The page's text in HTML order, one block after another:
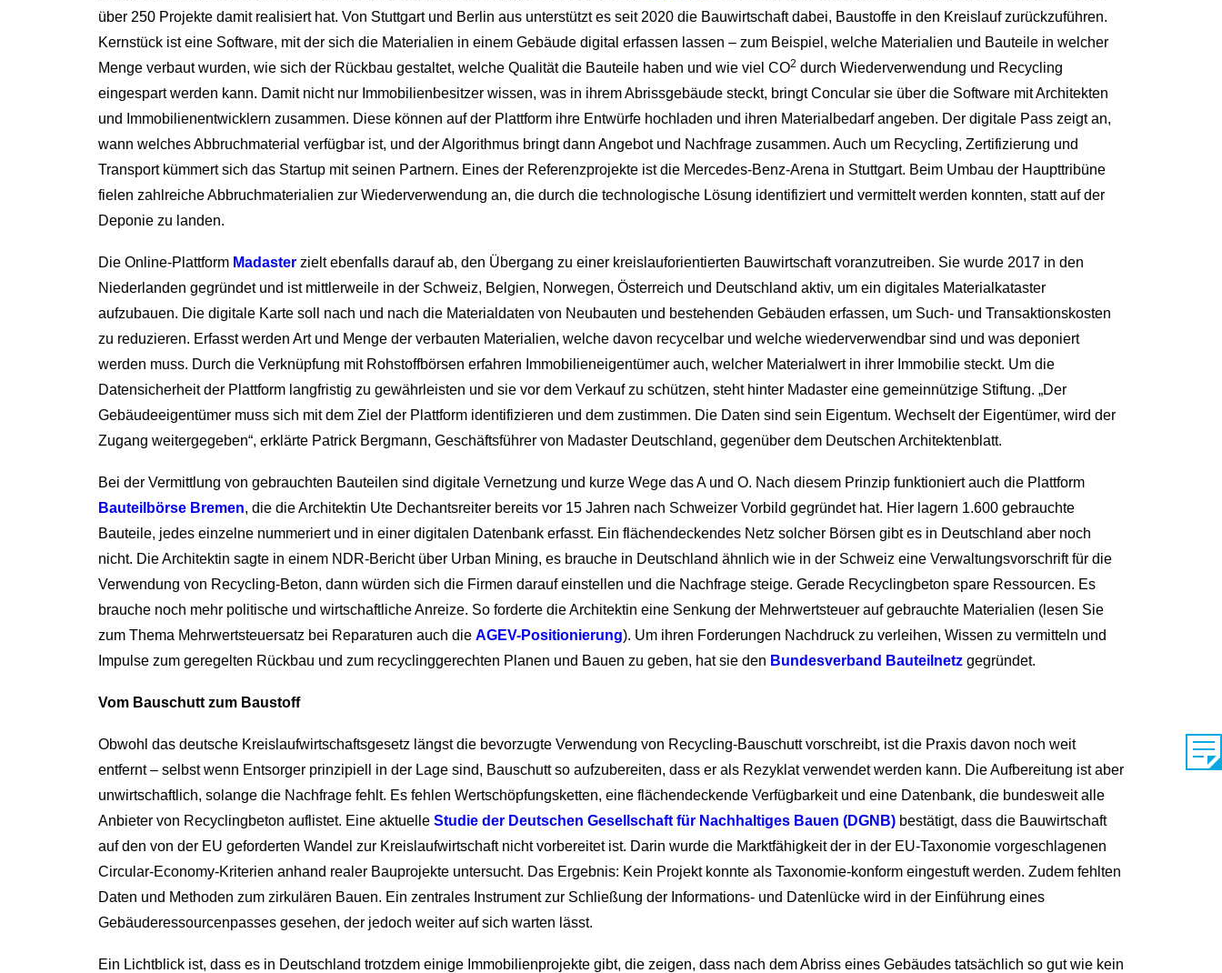
über 250 Projekte damit realisiert hat. Von Stuttgart und Berlin aus unterstützt es seit 2020 die Bauwirtschaft dabei, Baustoffe in den Kreislauf zurückzuführen.
Kernstück ist eine Software, mit der sich die Materialien in einem Gebäude digital erfassen lassen – zum Beispiel, welche Materialien und Bauteile in welcher
Menge verbaut wurden, wie sich der Rückbau gestaltet, welche Qualität die Bauteile haben und wie viel CO2 durch Wiederverwendung und Recycling
eingespart werden kann. Damit nicht nur Immobilienbesitzer wissen, was in ihrem Abrissgebäude steckt, bringt Concular sie über die Software mit Architekten
und Immobilienentwicklern zusammen. Diese können auf der Plattform ihre Entwürfe hochladen und ihren Materialbedarf angeben. Der digitale Pass zeigt an,
wann welches Abbruchmaterial verfügbar ist, und der Algorithmus bringt dann Angebot und Nachfrage zusammen. Auch um Recycling, Zertifizierung und
Transport kümmert sich das Startup mit seinen Partnern. Eines der Referenzprojekte ist die Mercedes-Benz-Arena in Stuttgart. Beim Umbau der Haupttribüne
fielen zahlreiche Abbruchmaterialien zur Wiederverwendung an, die durch die technologische Lösung identifiziert und vermittelt werden konnten, statt auf der
Deponie zu landen.
Die Online-Plattform Madaster zielt ebenfalls darauf ab, den Übergang zu einer kreislauforientierten Bauwirtschaft voranzutreiben. Sie wurde 2017 in den
Niederlanden gegründet und ist mittlerweile in der Schweiz, Belgien, Norwegen, Österreich und Deutschland aktiv, um ein digitales Materialkataster
aufzubauen. Die digitale Karte soll nach und nach die Materialdaten von Neubauten und bestehenden Gebäuden erfassen, um Such- und Transaktionskosten
zu reduzieren. Erfasst werden Art und Menge der verbauten Materialien, welche davon recycelbar und welche wiederverwendbar sind und was deponiert
werden muss. Durch die Verknüpfung mit Rohstoffbörsen erfahren Immobilieneigentümer auch, welcher Materialwert in ihrer Immobilie steckt. Um die
Datensicherheit der Plattform langfristig zu gewährleisten und sie vor dem Verkauf zu schützen, steht hinter Madaster eine gemeinnützige Stiftung. „Der
Gebäudeeigentümer muss sich mit dem Ziel der Plattform identifizieren und dem zustimmen. Die Daten sind sein Eigentum. Wechselt der Eigentümer, wird der
Zugang weitergegeben“, erklärte Patrick Bergmann, Geschäftsführer von Madaster Deutschland, gegenüber dem Deutschen Architektenblatt.
Bei der Vermittlung von gebrauchten Bauteilen sind digitale Vernetzung und kurze Wege das A und O. Nach diesem Prinzip funktioniert auch die Plattform
Bauteilbörse Bremen, die die Architektin Ute Dechantsreiter bereits vor 15 Jahren nach Schweizer Vorbild gegründet hat. Hier lagern 1.600 gebrauchte
Bauteile, jedes einzelne nummeriert und in einer digitalen Datenbank erfasst. Ein flächendeckendes Netz solcher Börsen gibt es in Deutschland aber noch
nicht. Die Architektin sagte in einem NDR-Bericht über Urban Mining, es brauche in Deutschland ähnlich wie in der Schweiz eine Verwaltungsvorschrift für die
Verwendung von Recycling-Beton, dann würden sich die Firmen darauf einstellen und die Nachfrage steige. Gerade Recyclingbeton spare Ressourcen. Es
brauche noch mehr politische und wirtschaftliche Anreize. So forderte die Architektin eine Senkung der Mehrwertsteuer auf gebrauchte Materialien (lesen Sie
zum Thema Mehrwertsteuersatz bei Reparaturen auch die AGEV-Positionierung). Um ihren Forderungen Nachdruck zu verleihen, Wissen zu vermitteln und
Impulse zum geregelten Rückbau und zum recyclinggerechten Planen und Bauen zu geben, hat sie den Bundesverband Bauteilnetz gegründet.
Vom Bauschutt zum Baustoff
Obwohl das deutsche Kreislaufwirtschaftsgesetz längst die bevorzugte Verwendung von Recycling-Bauschutt vorschreibt, ist die Praxis davon noch weit
entfernt – selbst wenn Entsorger prinzipiell in der Lage sind, Bauschutt so aufzubereiten, dass er als Rezyklat verwendet werden kann. Die Aufbereitung ist aber
unwirtschaftlich, solange die Nachfrage fehlt. Es fehlen Wertschöpfungsketten, eine flächendeckende Verfügbarkeit und eine Datenbank, die bundesweit alle
Anbieter von Recyclingbeton auflistet. Eine aktuelle Studie der Deutschen Gesellschaft für Nachhaltiges Bauen (DGNB) bestätigt, dass die Bauwirtschaft
auf den von der EU geforderten Wandel zur Kreislaufwirtschaft nicht vorbereitet ist. Darin wurde die Marktfähigkeit der in der EU-Taxonomie vorgeschlagenen
Circular-Economy-Kriterien anhand realer Bauprojekte untersucht. Das Ergebnis: Kein Projekt konnte als Taxonomie-konform eingestuft werden. Zudem fehlten
Daten und Methoden zum zirkulären Bauen. Ein zentrales Instrument zur Schließung der Informations- und Datenlücke wird in der Einführung eines
Gebäuderessourcenpasses gesehen, der jedoch weiter auf sich warten lässt.
Ein Lichtblick ist, dass es in Deutschland trotzdem einige Immobilienprojekte gibt, die zeigen, dass nach dem Abriss eines Gebäudes tatsächlich so gut wie kein